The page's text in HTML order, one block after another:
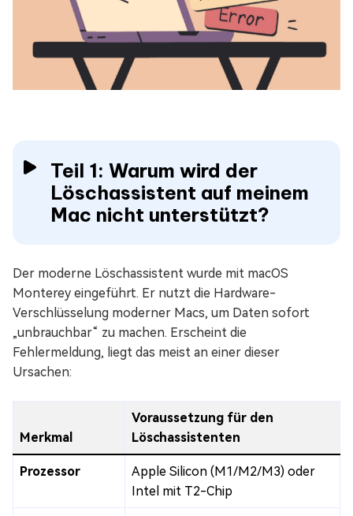
Teil 1: Warum wird der
Löschassistent auf meinem
Mac nicht unterstützt?
Der moderne Löschassistent wurde mit macOS
Monterey eingeführt. Er nutzt die Hardware-
Verschlüsselung moderner Macs, um Daten sofort
„unbrauchbar“ zu machen. Erscheint die
Fehlermeldung, liegt das meist an einer dieser
Ursachen:
Merkmal
Voraussetzung für den
Löschassistenten
Prozessor
Apple Silicon (M1/M2/M3) oder
Intel mit T2-Chip